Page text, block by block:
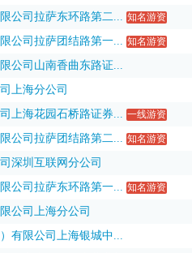
0.34 3.03% 130.72万
12.87 10.00% 3.13亿
16.32 9.97%
16.32
14.66 19.97%
0.14 7.69% 181.00万
8.13 7.40%
6.48 20.00%
公司拉萨东环路第二... 知名游资
公司拉萨团结路第一... 知名游资
公司山南香曲东路证...
上海分公司
上海花园石桥路证券... 一线游资
公司拉萨团结路第二... 知名游资
深圳互联网分公司
公司拉萨东环路第一... 知名游资
公司上海分公司
有限公司上海银城中...